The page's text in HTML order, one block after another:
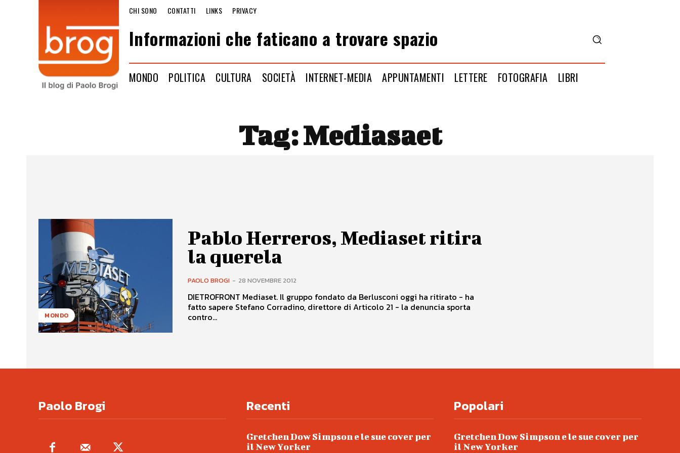
CHI SONO CONTATTI LINKS PRIVACY
Informazioni che faticano a trovare spazio
MONDO POLITICA CULTURA SOCIETÀ INTERNET-MEDIA APPUNTAMENTI LETTERE FOTOGRAFIA LIBRI
Tag:Mediasaet
MONDO
Pablo Herreros, Mediaset ritira
la querela
PAOLO BROGI - 28 NOVEMBRE 2012
DIETROFRONT Mediaset. Il gruppo fondato da Berlusconi oggi ha ritirato - ha
fatto sapere Stefano Corradino, direttore di Articolo 21 - la denuncia sporta
contro...
Paolo Brogi Recenti
Gretchen Dow Simpson e le sue cover per
il New Yorker
Popolari
Gretchen Dow Simpson e le sue cover per
il New Yorker